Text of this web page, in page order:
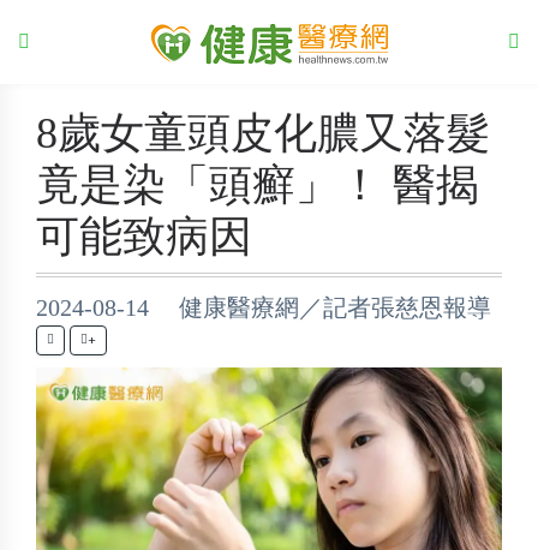
8歲女童頭皮化膿又落髮
竟是染「頭癬」！ 醫揭
可能致病因
2024-08-14 健康醫療網／記者張慈恩報導
+